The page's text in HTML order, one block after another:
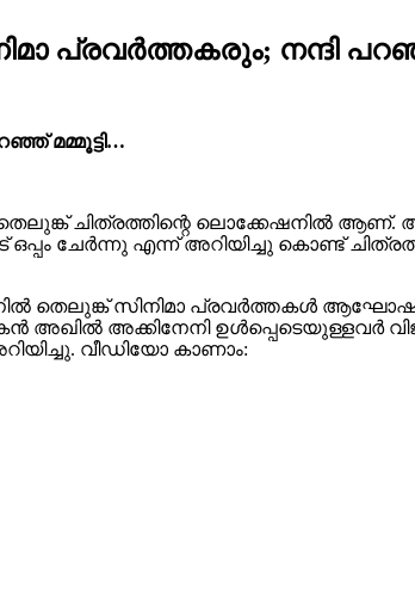
പ്രവർത്തകരും; നന്ദി
മമ്മൂട്ടി…
തെലുങ്ക് ചിത്രത്തിന്റെ ലൊക്കേഷനിൽ
ഒപ്പം ചേർന്നു എന്ന് അറിയിച്ചു കൊണ്ട്
തെലുങ്ക് സിനിമാ പ്രവർത്തകൾ
അഖിൽ അക്കിനേനി ഉൾപ്പെടെയുള്ളവർ
വീഡിയോ കാണാം: